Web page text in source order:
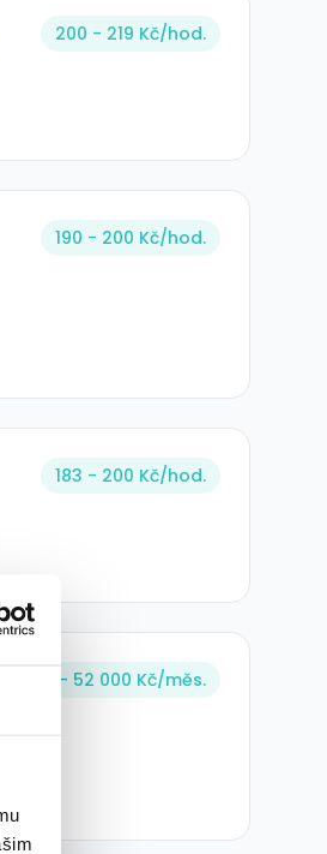
200 - 219 Kč/hod.
190 - 200 Kč/hod.
183 - 200 Kč/hod.
36 000 - 52 000 Kč/měs.